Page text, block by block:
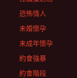
恐怖情人
未婚懷孕
未成年懷孕
約會強暴
約會階段